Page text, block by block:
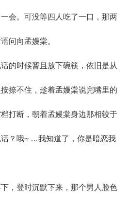
会。可没等四人吃了一口，那两
问向孟嫚棠。
时候暂且放下碗筷，依旧是从
捺不住，趁着孟嫚棠说完嘴里的
打断，朝着孟嫚棠身边那相较于
？哦~ …我知道了，你是暗恋我
登时沉默下来，那个男人脸色